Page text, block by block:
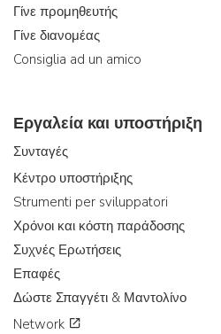
Γίνε προμηθευτής
Γίνε διανομέας
Consiglia ad un amico
Εργαλεία και υποστήριξη
Συνταγές
Κέντρο υποστήριξης
Strumenti per sviluppatori
Χρόνοι και κόστη παράδοσης
Συχνές Ερωτήσεις
Επαφές
Δώστε Σπαγγέτι & Μαντολίνο
Network